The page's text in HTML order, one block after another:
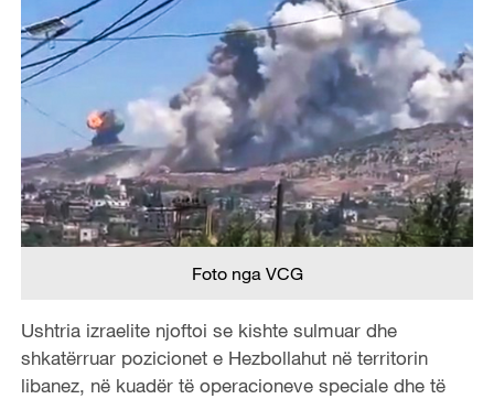
Foto nga VCG
Ushtria izraelite njoftoi se kishte sulmuar dhe
shkatërruar pozicionet e Hezbollahut në territorin
libanez, në kuadër të operacioneve speciale dhe të